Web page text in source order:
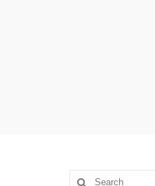
Search